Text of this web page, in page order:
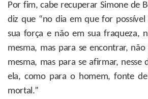
Por fim, cabe recuperar Simone de
diz que “no dia em que for
sua força e não em sua fraqueza,
mesma, mas para se encontrar,
mesma, mas para se afirmar, nesse
ela, como para o homem, fonte
mortal.”